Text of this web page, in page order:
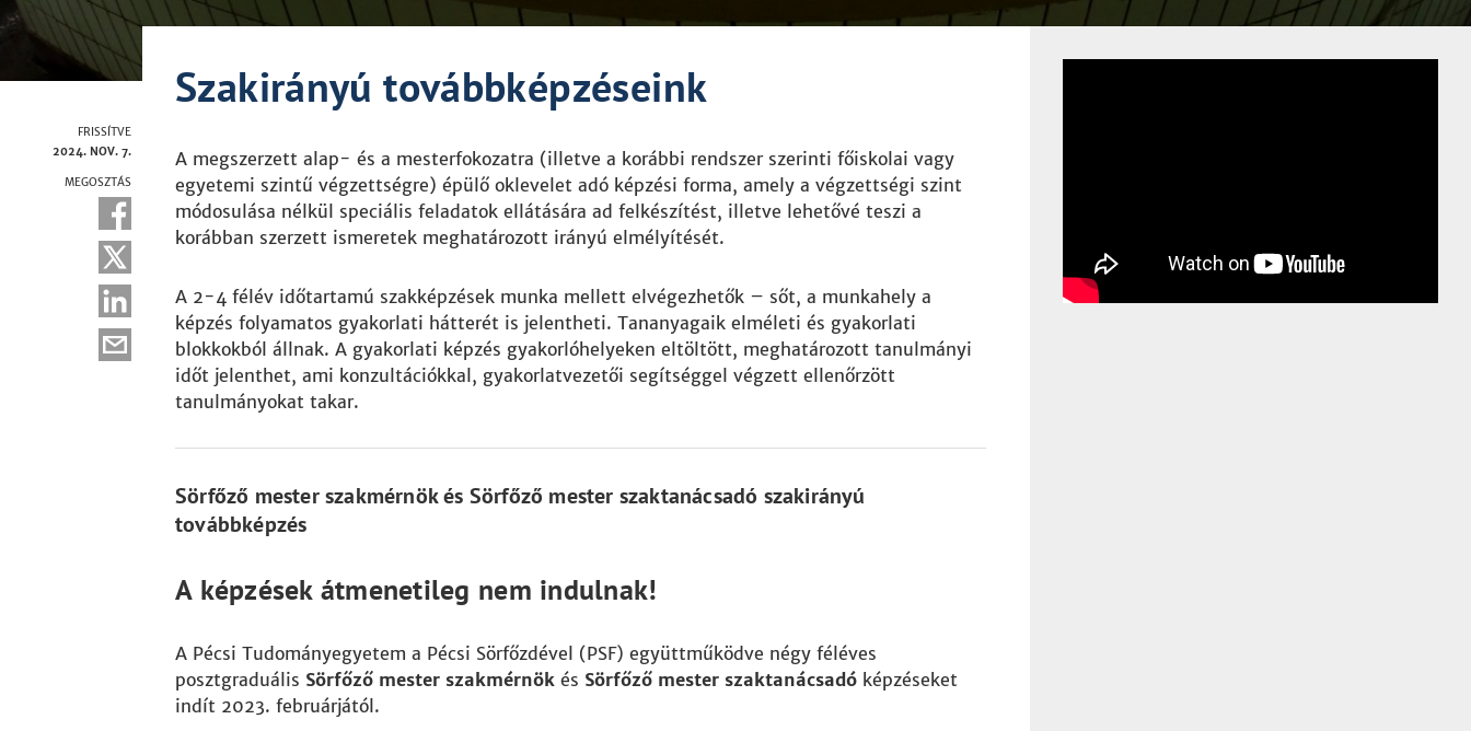
FRISSÍTVE
2024. NOV. 7.
MEGOSZTÁS
Szakirányú továbbképzéseink
A megszerzett alap- és a mesterfokozatra (illetve a korábbi rendszer szerinti főiskolai vagy
egyetemi szintű végzettségre) épülő oklevelet adó képzési forma, amely a végzettségi szint
módosulása nélkül speciális feladatok ellátására ad felkészítést, illetve lehetővé teszi a
korábban szerzett ismeretek meghatározott irányú elmélyítését.
A 2-4 félév időtartamú szakképzések munka mellett elvégezhetők – sőt, a munkahely a
képzés folyamatos gyakorlati hátterét is jelentheti. Tananyagaik elméleti és gyakorlati
blokkokból állnak. A gyakorlati képzés gyakorlóhelyeken eltöltött, meghatározott tanulmányi
időt jelenthet, ami konzultációkkal, gyakorlatvezetői segítséggel végzett ellenőrzött
tanulmányokat takar.
Sörfőző mester szakmérnök és Sörfőző mester szaktanácsadó szakirányú
továbbképzés
A képzések átmenetileg nem indulnak!
A Pécsi Tudományegyetem a Pécsi Sörfőzdével (PSF) együttműködve négy féléves
posztgraduális Sörfőző mester szakmérnök és Sörfőző mester szaktanácsadó képzéseket
indít 2023. februárjától.